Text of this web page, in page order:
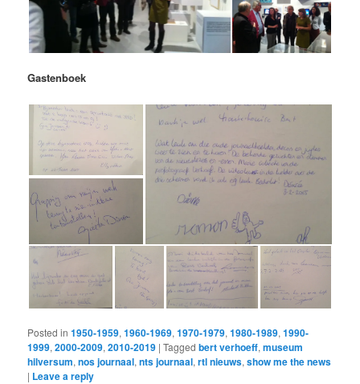
Gastenboek
Posted in 1950-1959,1960-1969,1970-1979,1980-1989,1990-
1999,2000-2009,2010-2019 |Tagged bert verhoeff,museum
hilversum,nos journaal,nts journaal,rtl nieuws,show me the news
| Leave a reply